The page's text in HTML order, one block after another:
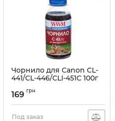
Чорнило для Canon CL-
441/CL-446/CLI-451C 100г
Артикул:
169 грн
Под заказ